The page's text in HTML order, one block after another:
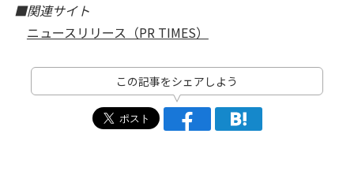
■関連サイト
ニュースリリース（PR TIMES）
この記事をシェアしよう